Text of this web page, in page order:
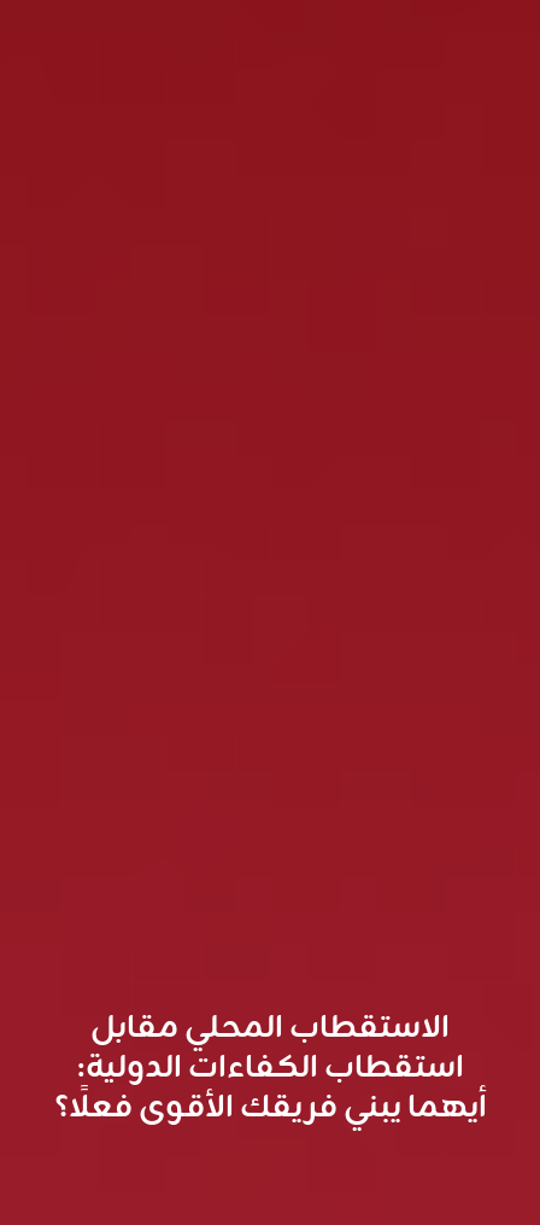
الاستقطاب المحلي مقابل
استقطاب الكفاءات الدولية:
أيهما يبني فريقك الأقوى فعلًا؟